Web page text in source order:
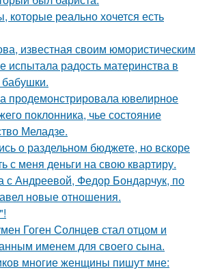
которые реально хочется есть
известная своим юмористическим
испытала радость материнства в
продемонстрировала ювелирное
поклонника, чье состояние
Меладзе.
о раздельном бюджете, но вскоре
с меня деньги на свою квартиру.
с Андреевой, Федор Бондарчук, по
новые отношения.
Гоген Солнцев стал отцом и
именем для своего сына.
многие женщины пишут мне: